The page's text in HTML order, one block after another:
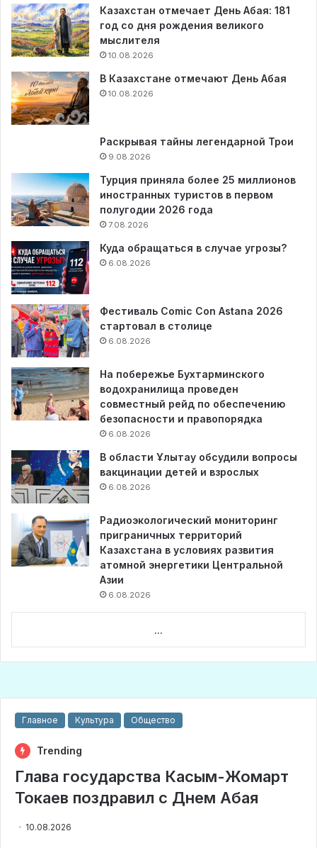
Казахстан отмечает День Абая: 181
год со дня рождения великого
мыслителя
10.08.2026
В Казахстане отмечают День Абая
10.08.2026
Раскрывая тайны легендарной Трои
9.08.2026
Турция приняла более 25 миллионов
иностранных туристов в первом
полугодии 2026 года
7.08.2026
Куда обращаться в случае угрозы?
6.08.2026
Фестиваль Comic Con Astana 2026
стартовал в столице
6.08.2026
На побережье Бухтарминского
водохранилища проведен
совместный рейд по обеспечению
безопасности и правопорядка
6.08.2026
В области Ұлытау обсудили вопросы
вакцинации детей и взрослых
6.08.2026
Радиоэкологический мониторинг
приграничных территорий
Казахстана в условиях развития
атомной энергетики Центральной
Азии
6.08.2026
...